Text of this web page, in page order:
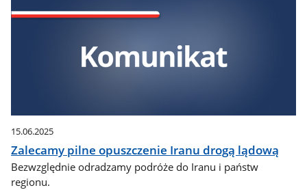
15.06.2025
Zalecamy pilne opuszczenie Iranu drogą lądową
Bezwzględnie odradzamy podróże do Iranu i państw
regionu.